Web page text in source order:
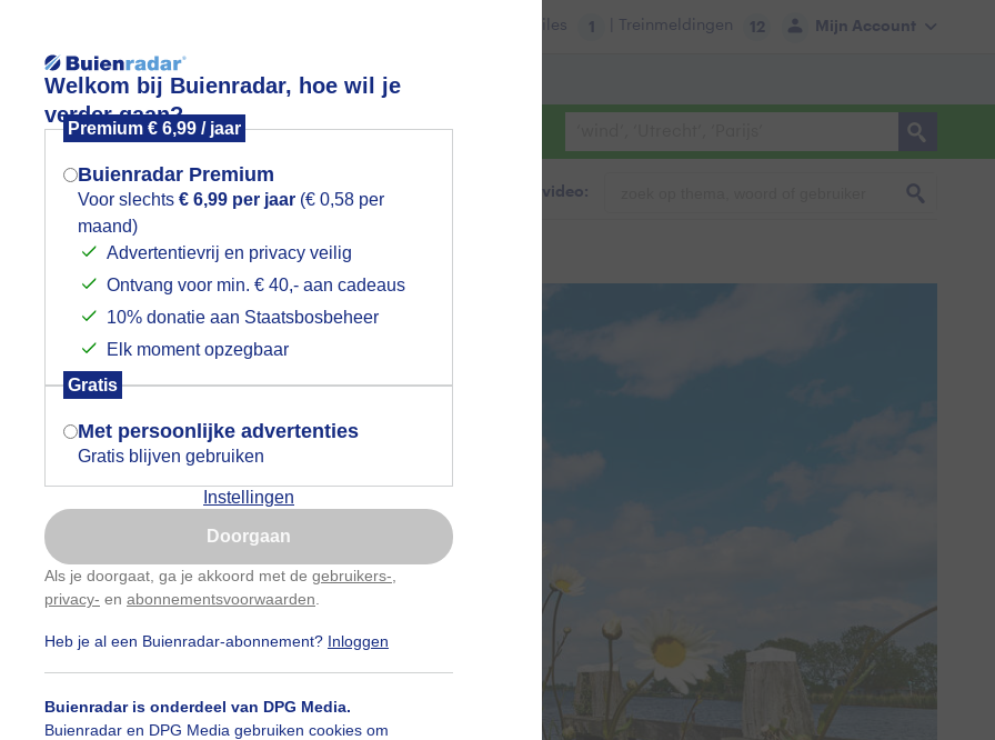
Welkom bij Buienradar, hoe wil je
verder gaan?
Premium € 6,99 / jaar
Buienradar Premium
Voor slechts € 6,99 per jaar (€ 0,58 per
maand)
Advertentievrij en privacy veilig
Ontvang voor min. € 40,- aan cadeaus
10% donatie aan Staatsbosbeheer
Elk moment opzegbaar
Gratis
Met persoonlijke advertenties
Gratis blijven gebruiken
Instellingen
Doorgaan
Als je doorgaat, ga je akkoord met de gebruikers-
privacy- en abonnementsvoorwaarden
Heb je al een Buienradar-abonnement? Inloggen
Buienradar is onderdeel van DPG Media.
Buienradar en DPG Media gebruiken cookies om
Mijn Account
Files 1 | Treinmeldingen 12
Lees meer.
Foto en video Weerzine
Zoeken in foto & video:
en stapelwolken
Mogen we je locatie gebruiken voor
het weer?
Indien je hier nog geen akkoord op hebt
gegeven, verschijnt er zo een pop-up uit
je browser waarin deze toestemming
gevraagd wordt.
Is goed, toon de popup
Nu niet, misschien later
Gebruik je Safari en wil je niet elke dag deze pop-up
Klikhierom dit aan te passen